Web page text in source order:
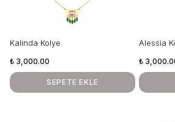
Kalinda Kolye
₺ 3,000.00
SEPETE EKLE
Alessia
₺